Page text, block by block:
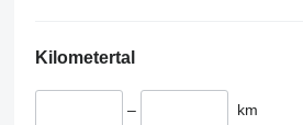
Kilometertal
– km